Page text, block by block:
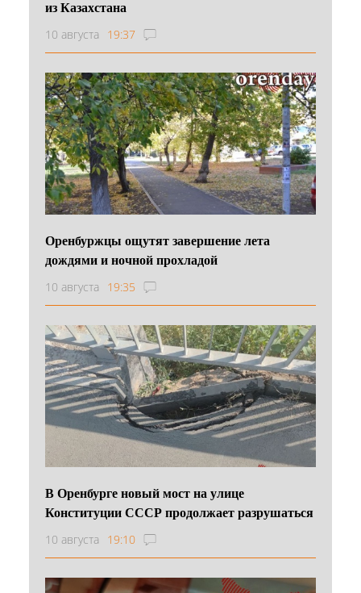
из Казахстана
10 августа 19:37
Оренбуржцы ощутят завершение лета
дождями и ночной прохладой
10 августа 19:35
В Оренбурге новый мост на улице
Конституции СССР продолжает разрушаться
10 августа 19:10